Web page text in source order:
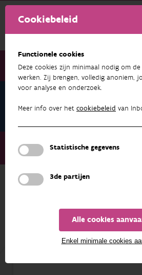
Cookiebeleid
Functionele cookies
Deze cookies zijn minimaal nodig om
werken. Zij brengen, volledig anoniem,
voor analyse en onderzoek.
Meer info over het cookiebeleid van
Statistische gegevens
3de partijen
Alle cookies
Enkel minimale cookies
Projecten
Projecten